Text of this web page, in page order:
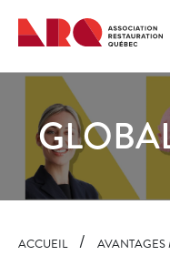
Navigation
rapide
ACCUEIL AVANTAGES